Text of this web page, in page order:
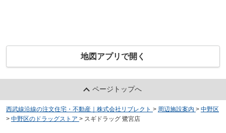
地図アプリで開く
ページトップへ
西武線沿線の注文住宅・不動産｜株式会社リブレクト > 周辺施設案内 > 中野区
> 中野区のドラッグストア > スギドラッグ 鷺宮店